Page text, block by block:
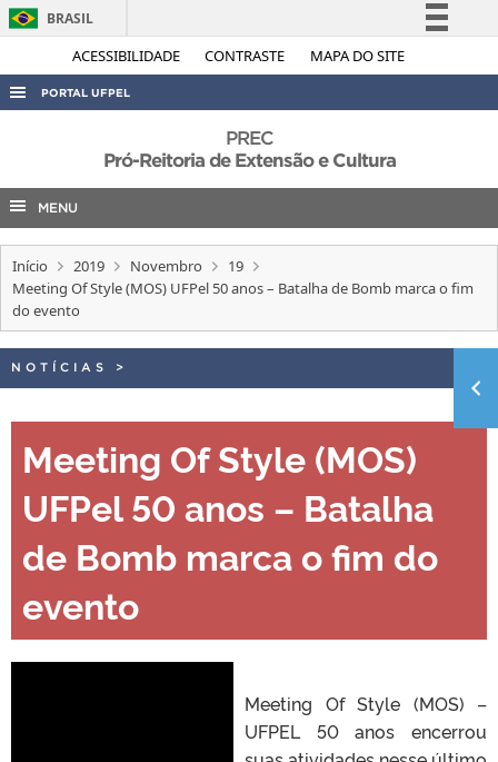
ACESSIBILIDADE CONTRASTE MAPA DO SITE
BRASIL
Simplifique!
Acesso à informação
Legislação
PORTAL UFPEL
AUDITORIA
COBALTO
CONCURSOS
EDITAIS
INTERNACIONAL
PREC
Pró-Reitoria de Extensão e Cultura
MENU
Início 2019 Novembro
19
Meeting Of Style (MOS) UFPel 50 anos – Batalha de Bomb marca o fim
do evento
NOTÍCIAS >
Meeting Of Style (MOS)
UFPel 50 anos – Batalha
de Bomb marca o fim do
evento
Meeting Of Style (MOS) –
UFPEL 50 anos encerrou